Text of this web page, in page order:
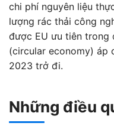
chi phí nguyên liệu
lượng rác thải công
được EU ưu tiên trong
(circular economy) áp
2023 trở đi.
Những điều